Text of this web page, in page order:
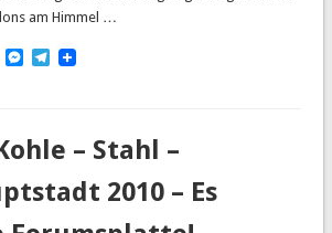
am Himmel …
Messenger
Telegram
– Stahl –
2010 – Es